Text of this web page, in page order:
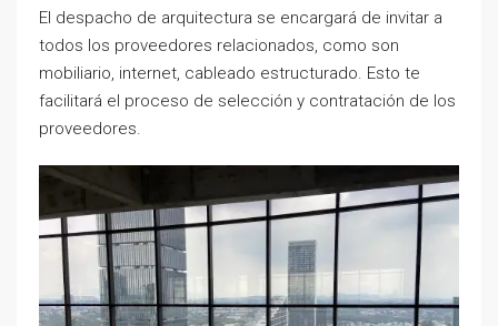
El despacho de arquitectura se encargará de invitar a
todos los proveedores relacionados, como son
mobiliario, internet, cableado estructurado. Esto te
facilitará el proceso de selección y contratación de los
proveedores.